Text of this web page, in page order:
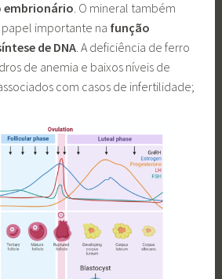
embrionário. O mineral também
importante na função
de DNA. A deficiência de ferro
de anemia e baixos níveis de
com casos de infertilidade;